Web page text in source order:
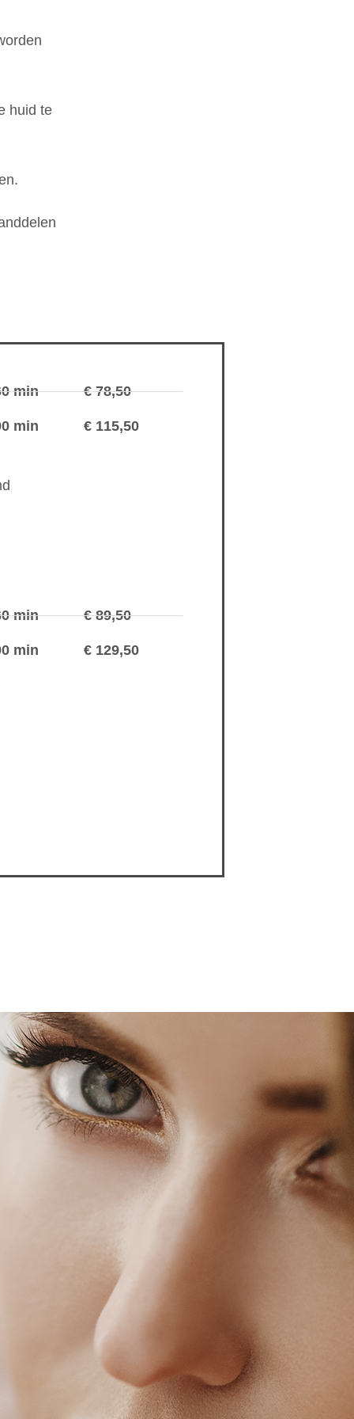
huid te
min
min
€ 78,50
€ 115,50
min
min
€ 89,50
€ 129,50